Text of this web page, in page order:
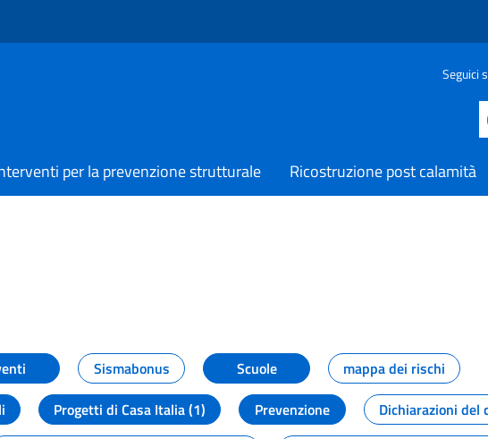
Seguici
per la prevenzione strutturale Ricostruzione post calamità
Sismabonus Scuole
mappa dei rischi
Progetti di Casa Italia (1) Prevenzione
Dichiarazioni del